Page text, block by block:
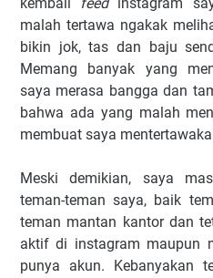
malah tertawa ngakak
bikin jok, tas dan baju
Memang banyak yang
saya merasa bangga dan
bahwa ada yang malah
membuat saya
Meski demikian, saya
teman-teman saya, baik
teman mantan kantor dan
aktif di instagram maupun
punya akun. Kebanyakan